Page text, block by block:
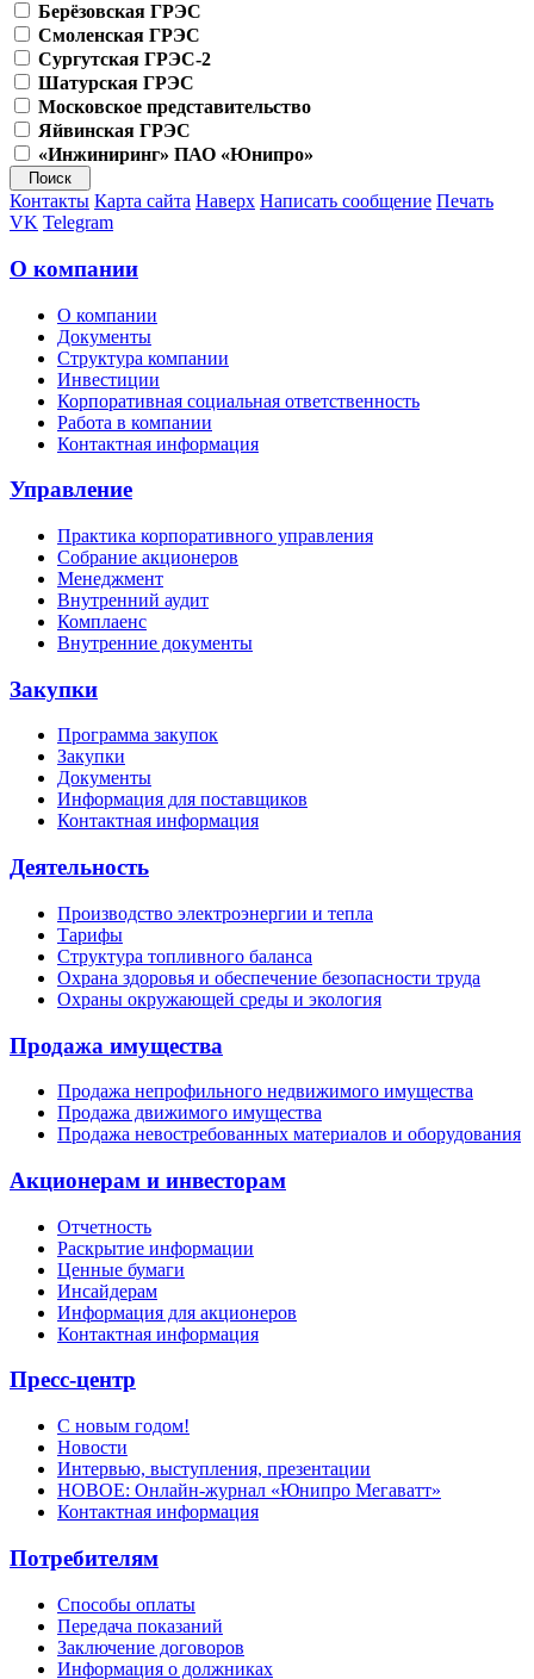
Берёзовская ГРЭС
Смоленская ГРЭС
Сургутская ГРЭС-2
Шатурская ГРЭС
Московское представительство
Яйвинская ГРЭС
«Инжиниринг» ПАО «Юнипро»
Контакты Карта сайта Наверх Написать сообщение Печать
VK Telegram
О компании
О компании
Документы
Структура компании
Инвестиции
Корпоративная социальная ответственность
Работа в компании
Контактная информация
Управление
Практика корпоративного управления
Собрание акционеров
Менеджмент
Внутренний аудит
Комплаенс
Внутренние документы
Закупки
Программа закупок
Закупки
Документы
Информация для поставщиков
Контактная информация
Деятельность
Производство электроэнергии и тепла
Тарифы
Структура топливного баланса
Охрана здоровья и обеспечение безопасности труда
Охраны окружающей среды и экология
Продажа имущества
Продажа непрофильного недвижимого имущества
Продажа движимого имущества
Продажа невостребованных материалов и оборудования
Акционерам и инвесторам
Отчетность
Раскрытие информации
Ценные бумаги
Инсайдерам
Информация для акционеров
Контактная информация
Пресс-центр
С новым годом!
Новости
Интервью, выступления, презентации
НОВОЕ: Онлайн-журнал «Юнипро Мегаватт»
Контактная информация
Потребителям
Способы оплаты
Передача показаний
Заключение договоров
Информация о должниках